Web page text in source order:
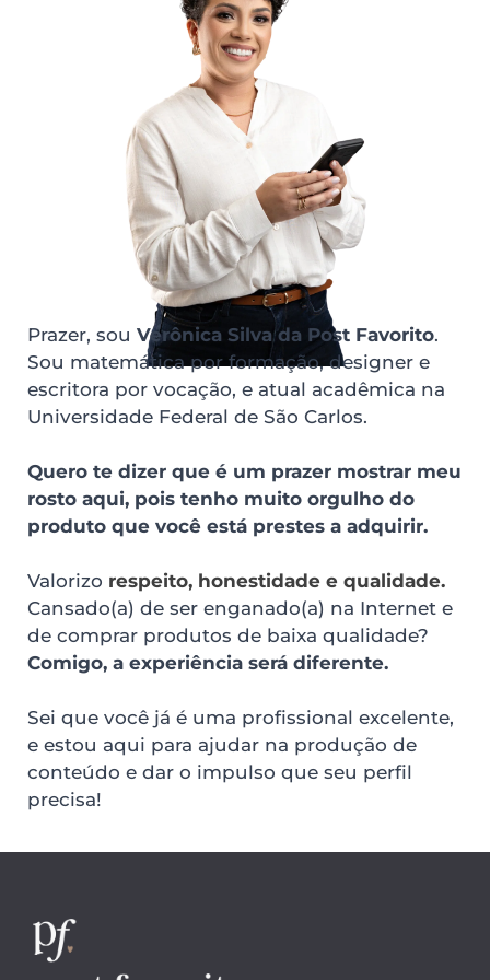
marca ou personalidade.
Prazer, sou Verônica Silva da Post Favorito.
Sou matemática por formação, designer e
escritora por vocação, e atual acadêmica na
Universidade Federal de São Carlos.
Quero te dizer que é um prazer mostrar meu
rosto aqui, pois tenho muito orgulho do
produto que você está prestes a adquirir.
Valorizo
Cansado(a) de ser enganado(a) na Internet e
Comigo, a experiência será diferente.
Sei que você já é uma profissional excelente,
e estou aqui para ajudar na produção de
conteúdo e dar o impulso que seu perfil
precisa!